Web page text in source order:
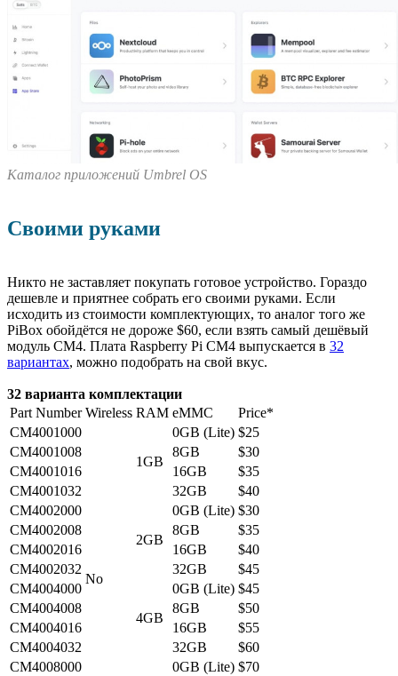
Каталог приложений Umbrel OS
Своими руками
Никто не заставляет покупать готовое устройство. Гораздо
дешевле и приятнее собрать его своими руками. Если
исходить из стоимости комплектующих, то аналог того же
PiBox обойдётся не дороже $60, если взять самый дешёвый
модуль CM4. Плата Raspberry Pi CM4 выпускается в 32
вариантах, можно подобрать на свой вкус.
32 варианта комплектации
Part Number Wireless RAM eMMC
Price*
CM4001000
No
1GB
0GB (Lite) $25
CM4001008
8GB
$30
CM4001016
16GB
$35
CM4001032
32GB
$40
CM4002000
2GB
0GB (Lite) $30
CM4002008
8GB
$35
CM4002016
16GB
$40
CM4002032
32GB
$45
CM4004000
4GB
0GB (Lite) $45
CM4004008
8GB
$50
CM4004016
16GB
$55
CM4004032
32GB
$60
CM4008000
0GB (Lite) $70